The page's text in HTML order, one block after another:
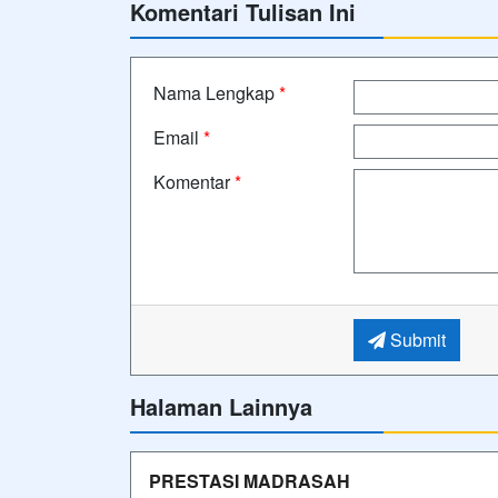
Komentari Tulisan Ini
Nama Lengkap*
Email *
Komentar*
Submit
Halaman Lainnya
PRESTASI MADRASAH